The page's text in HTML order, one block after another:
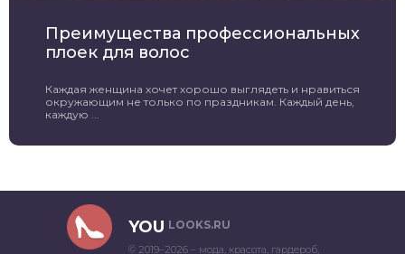
Преимущества профессиональных
плоек для волос
Каждая женщина хочет хорошо выглядеть и нравиться
окружающим не только по праздникам. Каждый день,
каждую ...
YOU LOOKS.RU
© 2019–2026 – мода, красота, гардероб,